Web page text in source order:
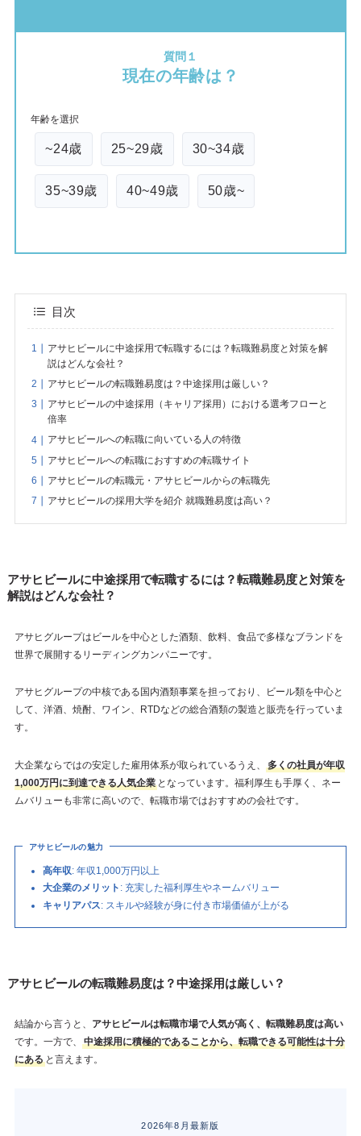
質問１
現在の年齢は？
年齢を選択
~24歳 25~29歳 30~34歳
35~39歳 40~49歳 50歳~
目次
アサヒビールに中途採用で転職するには？転職難易度と対策を解
説はどんな会社？
アサヒビールの転職難易度は？中途採用は厳しい？
アサヒビールの中途採用（キャリア採用）における選考フローと
倍率
アサヒビールへの転職に向いている人の特徴
アサヒビールへの転職におすすめの転職サイト
アサヒビールの転職元・アサヒビールからの転職先
アサヒビールの採用大学を紹介 就職難易度は高い？
アサヒビールに中途採用で転職するには？転職難易度と対策を
解説はどんな会社？
アサヒグループはビールを中心とした酒類、飲料、食品で多様なブランドを
世界で展開するリーディングカンパニーです。
アサヒグループの中核である国内酒類事業を担っており、ビール類を中心と
して、洋酒、焼酎、ワイン、RTDなどの総合酒類の製造と販売を行っていま
す。
大企業ならではの安定した雇用体系が取られているうえ、
多くの社員が年収
1,000万円に到達できる人気企業となっています。福利厚生も手厚く、ネー
ムバリューも非常に高いので、転職市場ではおすすめの会社です。
アサヒビールの魅力
高年収: 年収1,000万円以上
大企業のメリット : 充実した福利厚生やネームバリュー
キャリアパス: スキルや経験が身に付き市場価値が上がる
アサヒビールの転職難易度は？中途採用は厳しい？
結論から言うと、 アサヒビールは転職市場で人気が高く、転職難易度は高い
です。一方で、
中途採用に積極的であることから、転職できる可能性は十分
にあると言えます。
2026年8月最新版